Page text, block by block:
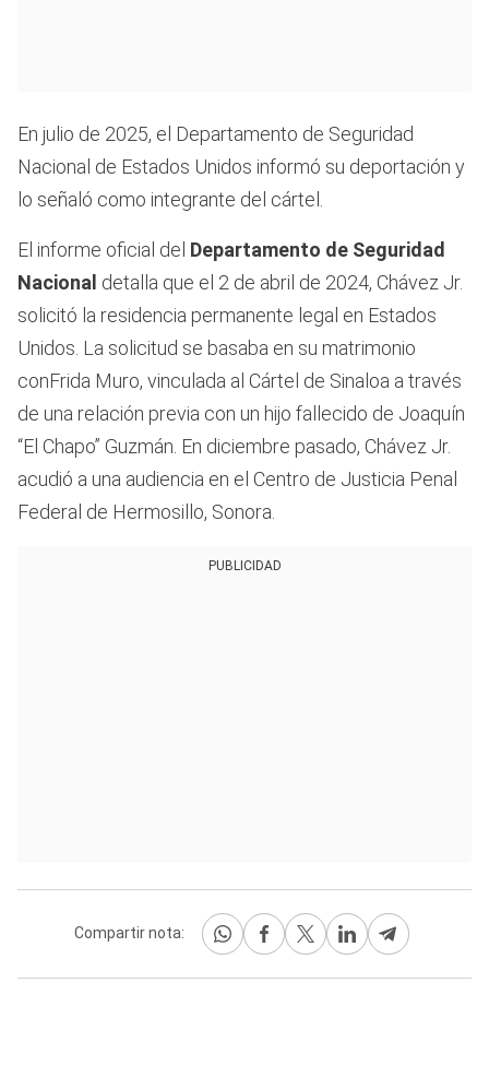
En julio de 2025, el Departamento de Seguridad
Nacional de Estados Unidos informó su deportación y
lo señaló como integrante del cártel.
El informe oficial del Departamento de Seguridad
Nacional detalla que el 2 de abril de 2024, Chávez Jr.
solicitó la residencia permanente legal en Estados
Unidos. La solicitud se basaba en su matrimonio
conFrida Muro, vinculada al Cártel de Sinaloa a través
de una relación previa con un hijo fallecido de Joaquín
“El Chapo” Guzmán. En diciembre pasado, Chávez Jr.
acudió a una audiencia en el Centro de Justicia Penal
Federal de Hermosillo, Sonora.
PUBLICIDAD
Compartir nota: